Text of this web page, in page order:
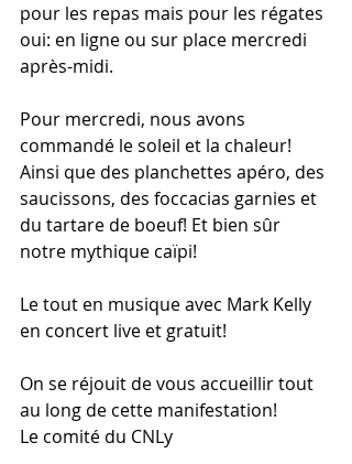
pour les repas mais pour les régates
oui: en ligne ou sur place mercredi
après-midi.
Pour mercredi, nous avons
commandé le soleil et la chaleur!
Ainsi que des planchettes apéro, des
saucissons, des foccacias garnies et
du tartare de boeuf! Et bien sûr
notre mythique caïpi!
Le tout en musique avec Mark Kelly
en concert live et gratuit!
On se réjouit de vous accueillir tout
au long de cette manifestation!
Le comité du CNLy